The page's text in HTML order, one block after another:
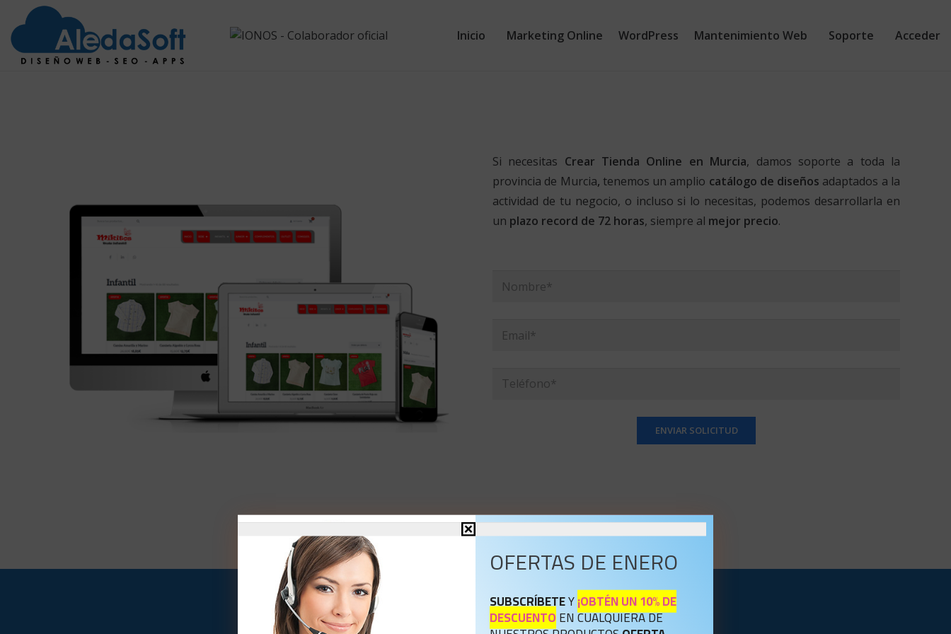
Inicio Marketing Online WordPress Mantenimiento Web Soporte Acceder
Si necesitas Crear Tienda Online en Murcia, damos soporte a toda la
provincia de Murcia, tenemos un amplio catálogo de diseños adaptados a la
actividad de tu negocio, o incluso si lo necesitas, podemos desarrollarla en
un plazo record de 72 horas, siempre al mejor precio.
OFERTAS DE ENERO
SUBSCRÍBETEY¡OBTÉN UN 10% DE
DESCUENTOEN CUALQUIERA DE